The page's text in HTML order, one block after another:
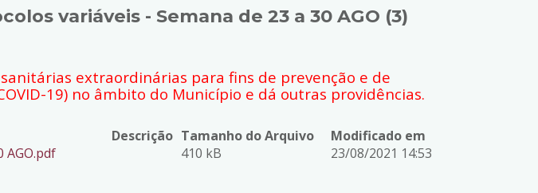
variáveis - Semana de 23 a 30 AGO (3)
extraordinárias para fins de prevenção e de
19) no âmbito do Município e dá outras providências.
Descrição Tamanho do Arquivo
Modificado em
AGO.pdf
410 kB 23/08/2021 14:53